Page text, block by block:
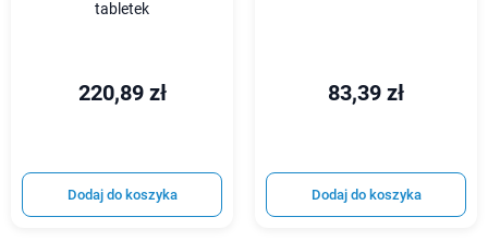
tabletek
220,89 zł
Dodaj do koszyka
83,39 zł
Dodaj do koszyka